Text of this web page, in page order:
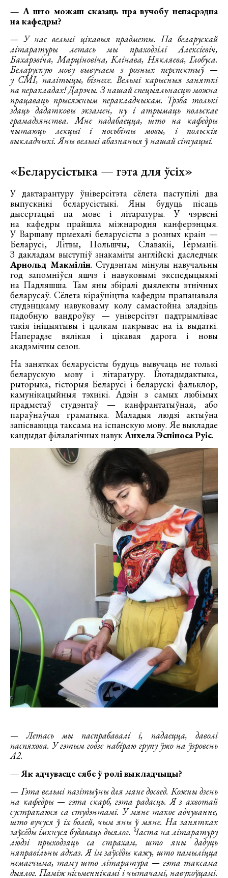
— А што можаш сказаць пра вучобу непасрэдна
на кафедры?
— У нас вельмі цікавыя прадметы. Па беларускай
літаратуры летась мы праходзілі Алексіевіч,
Бахарэвіча, Марціновіча, Клінава, Някляева, Глобуса.
Беларускую мову вывучаем з розных перспектыў —
у СМІ, палітыцы, бізнесе. Вельмі карысныя заняткі
па перакладах! Дарэчы. З нашай спецыяльнасцю можна
працаваць прысяжным перакладчыкам. Трэба толькі
здаць дадатковы экзамен, ну і атрымаць польскае
грамадзянства. Мне падабаецца, што на кафедры
чытаюць лекцыі і носьбіты мовы, і польскія
выкладчыкі. Яны вельмі абазнаныя ў нашай сітуацыі.
«Беларусістыка — гэта для ўсіх»
У дактарантуру ўніверсітэта сёлета паступілі два
выпускнікі беларусістыкі. Яны будуць пісаць
дысертацыі па мове і літаратуры. У чэрвені
на кафедры прайшла міжнародня канферэнцыя.
У Варшаву прыехалі беларусісты з розных краін —
Беларусі, Літвы, Польшчы, Славакіі, Германіі.
З дакладам выступіў знакаміты англійскі даследчык
Арнольд Макмілін. Студэнтам мінулы навучальны
год запомніўся яшчэ і навуковымі экспедыцыямі
на Падляшша. Там яны збіралі дыялекты этнічных
беларусаў. Сёлета кіраўніцтва кафедры прапанавала
студэнцкаму навуковаму колу самастойна зладзіць
падобную вандроўку — універсітэт падтрымлівае
такія ініцыятывы і цалкам пакрывае на іх выдаткі.
Наперадзе вялікая і цікавая дарога і новы
акадэмічны сезон.
На занятках беларусісты будуць вывучаць не толькі
беларускую мову і літаратуру. Глотадыдактыка,
рыторыка, гісторыя Беларусі і беларускі фальклор,
камунікацыйныя тэхнікі. Адзін з самых любімых
прадметаў студэнтаў — канфрантатыўная, або
параўнаўчая граматыка. Маладыя людзі актыўна
запісваюцца таксама на іспанскую мову. Яе выкладае
кандыдат філалагічных навукАнхела Эспіноса Руіс.
— Летась мы паспрабавалі і, падаецца, даволі
паспяхова. У гэтым годзе набіраю групу ўжо на ўзровень
А2.
— Як адчуваеце сябе ў ролі выкладчыцы?
— Гэта вельмі пазітыўны для мяне досвед. Кожны дзень
на кафедры — гэта скарб, гэта радасць. Я з ахвотай
сустракаюся са студэнтамі. У мяне такое адчуванне,
што вучуся ў іх болей, чым яны ў мяне. На занятках
заўсёды імкнуся будаваць дыялог. Часта на літаратуру
людзі прыходзяць са страхам, што яны дадуць
няправільны адказ. Я ім заўсёды кажу, што памыліцца
немагчыма, таму што літаратура — гэта таксама
дыялог. Паміж пісьменнікамі і чытачамі, навукоўцамі.